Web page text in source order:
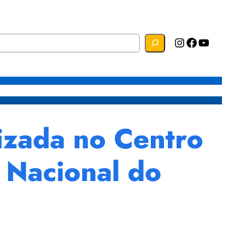
Instagram Facebook YouTube
no Centro
do